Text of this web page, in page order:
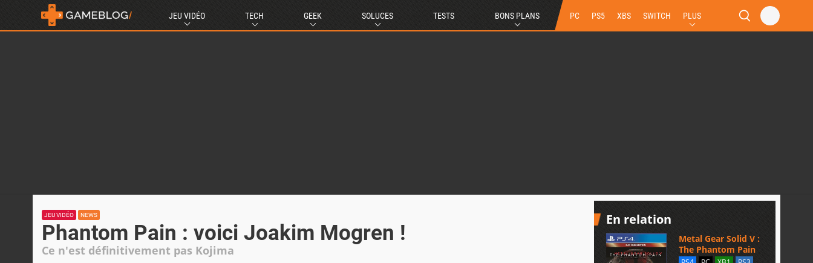
JEU VIDÉO TECH GEEK SOLUCES TESTS BONS PLANS PC PS5 XBS SWITCH PLUS
JEU VIDÉO NEWS
Phantom Pain : voici Joakim Mogren !
Ce n'est définitivement pas Kojima
En relation
Metal Gear Solid V :
The Phantom Pain